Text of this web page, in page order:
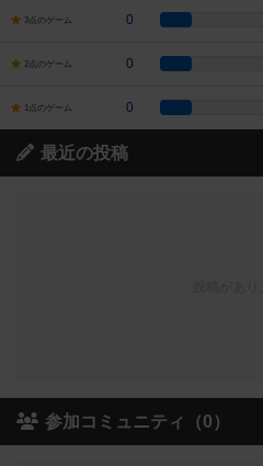
3点のゲーム 0
2点のゲーム 0
1点のゲーム 0
最近の投稿
参加コミュニティ（0）